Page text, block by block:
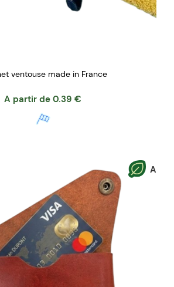
ventouse made in France
A partir de 0.39 €
A